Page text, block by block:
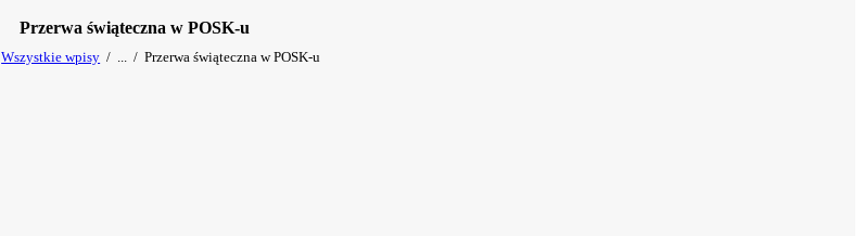
Przerwa świąteczna w POSK-u
Wszystkie wpisy Przerwa świąteczna w POSK-u